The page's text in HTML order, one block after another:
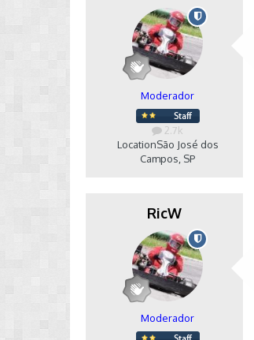
Moderador
2.7k
LocationSão José dos
Campos, SP
RicW
Moderador